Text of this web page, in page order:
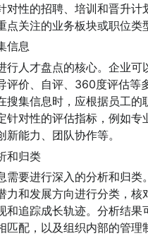
对性的招聘、培训和晋升计
点关注的业务板块或职位类
信息
行人才盘点的核心。企业可
评价、自评、360度评估等
搜集信息时，应根据员工的
针对性的评估指标，例如专
新能力、团队协作等。
和归类
需要进行深入的分析和归类
力和发展方向进行分类，核
和追踪成长轨迹。分析结果
匹配，以及组织内部的管理